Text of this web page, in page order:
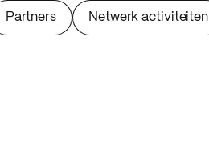
Partners Netwerk activiteiten